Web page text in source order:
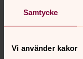
Samtycke
Vi använder kakor